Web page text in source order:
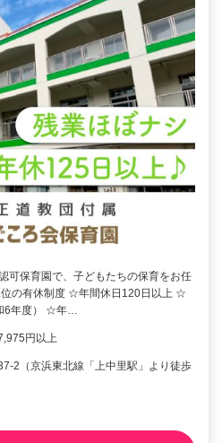
可保育園で、子どもたちの保育をお任
の有休制度 ☆年間休日120日以上 ☆
6年度） ☆年…
円以上
2（京浜東北線「上中里駅」より徒歩